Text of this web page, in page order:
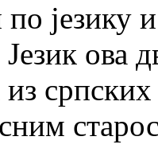
по језику
ова